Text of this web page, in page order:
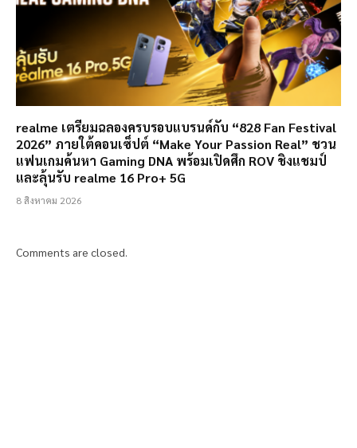
realme เตรียมฉลองครบรอบแบรนด์กับ “828 Fan Festival
2026” ภายใต้คอนเซ็ปต์ “Make Your Passion Real” ชวน
แฟนเกมค้นหา Gaming DNA พร้อมเปิดศึก ROV ชิงแชมป์
และลุ้นรับ realme 16 Pro+ 5G
8 สิงหาคม 2026
Comments are closed.